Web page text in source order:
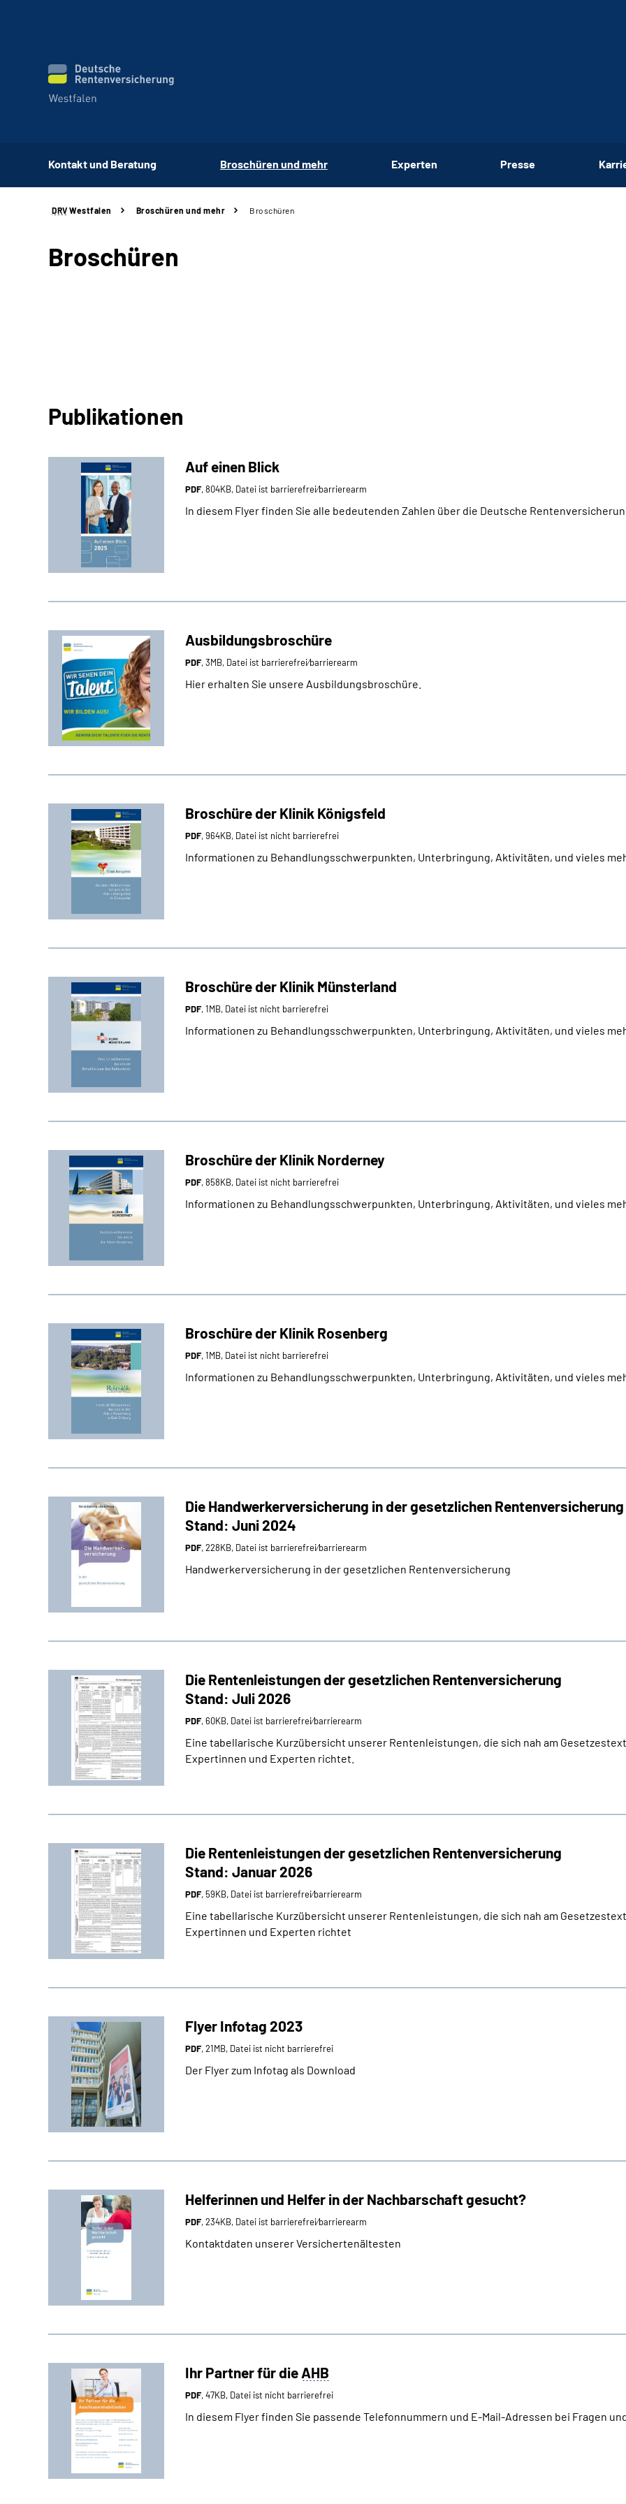
Kontakt und Beratung Broschüren und mehr Experten Presse
DRV Westfalen Broschüren und mehr Broschüren
Broschüren
Publikationen
Auf einen Blick
PDF, 804KB, Datei ist barrierefrei⁄barrierearm
In diesem Flyer finden Sie alle bedeutenden Zahlen über die Deutsche
Ausbildungsbroschüre
PDF, 3MB, Datei ist barrierefrei⁄barrierearm
Hier erhalten Sie unsere Ausbildungsbroschüre.
Broschüre der Klinik Königsfeld
PDF, 964KB, Datei ist nicht barrierefrei
Informationen zu Behandlungsschwerpunkten, Unterbringung, Aktivitäten, und vieles
Broschüre der Klinik Münsterland
PDF, 1MB, Datei ist nicht barrierefrei
Informationen zu Behandlungsschwerpunkten, Unterbringung, Aktivitäten, und vieles
Broschüre der Klinik Norderney
PDF, 858KB, Datei ist nicht barrierefrei
Informationen zu Behandlungsschwerpunkten, Unterbringung, Aktivitäten, und vieles
Broschüre der Klinik Rosenberg
PDF, 1MB, Datei ist nicht barrierefrei
Informationen zu Behandlungsschwerpunkten, Unterbringung, Aktivitäten, und vieles
Die Handwerkerversicherung in der gesetzlichen Rentenversicherung
Stand: Juni 2024
PDF, 228KB, Datei ist barrierefrei⁄barrierearm
Handwerkerversicherung in der gesetzlichen Rentenversicherung
Die Rentenleistungen der gesetzlichen Rentenversicherung
Stand: Juli 2026
PDF, 60KB, Datei ist barrierefrei⁄barrierearm
Eine tabellarische Kurzübersicht unserer Rentenleistungen, die sich nah am
Expertinnen und Experten richtet.
Die Rentenleistungen der gesetzlichen Rentenversicherung
Stand: Januar 2026
PDF, 59KB, Datei ist barrierefrei⁄barrierearm
Eine tabellarische Kurzübersicht unserer Rentenleistungen, die sich nah am
Expertinnen und Experten richtet
Flyer Infotag 2023
PDF, 21MB, Datei ist nicht barrierefrei
Der Flyer zum Infotag als Download
Helferinnen und Helfer in der Nachbarschaft gesucht?
PDF, 234KB, Datei ist barrierefrei⁄barrierearm
Kontaktdaten unserer Versichertenältesten
Ihr Partner für die AHB
PDF, 47KB, Datei ist nicht barrierefrei
In diesem Flyer finden Sie passende Telefonnummern und E-Mail-Adressen bei Fragen